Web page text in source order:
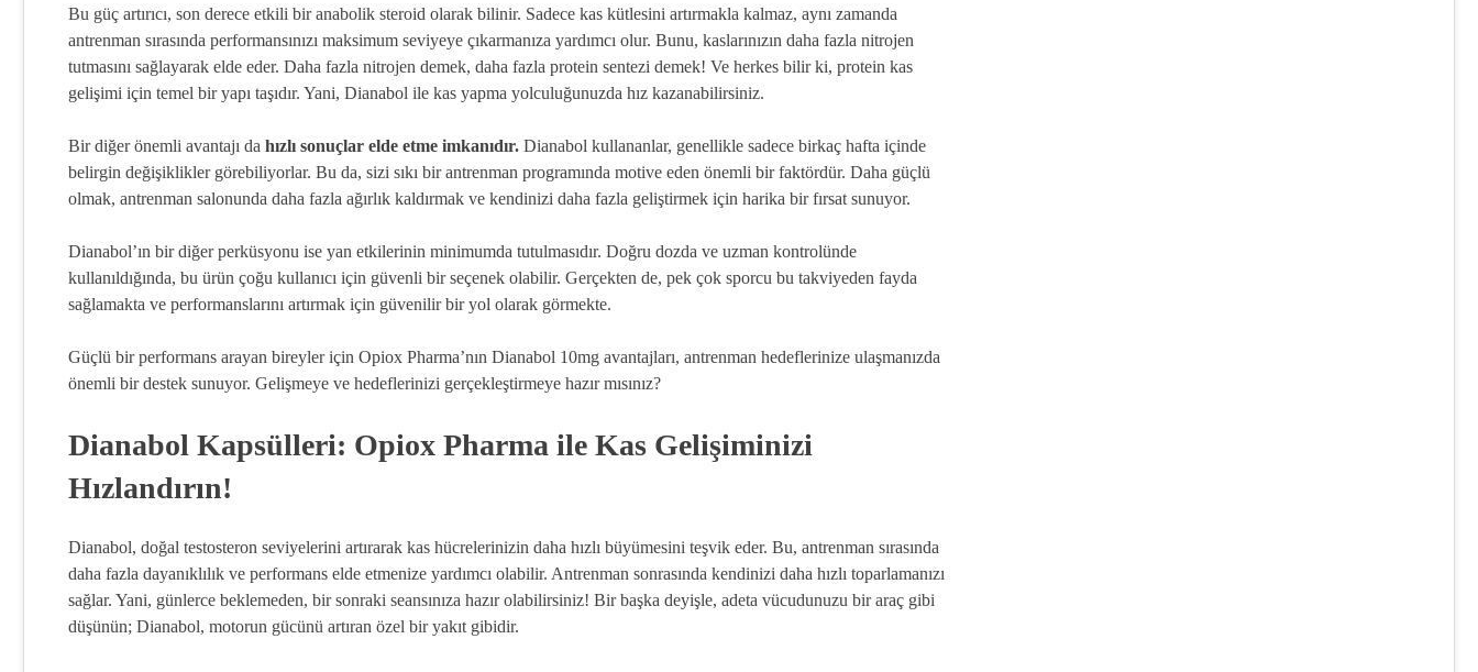
Bu güç artırıcı, son derece etkili bir anabolik steroid olarak bilinir. Sadece kas kütlesini artırmakla kalmaz, aynı zamanda
antrenman sırasında performansınızı maksimum seviyeye çıkarmanıza yardımcı olur. Bunu, kaslarınızın daha fazla nitrojen
tutmasını sağlayarak elde eder. Daha fazla nitrojen demek, daha fazla protein sentezi demek! Ve herkes bilir ki, protein kas
gelişimi için temel bir yapı taşıdır. Yani, Dianabol ile kas yapma yolculuğunuzda hız kazanabilirsiniz.
Bir diğer önemli avantajı da hızlı sonuçlar elde etme imkanıdır. Dianabol kullananlar, genellikle sadece birkaç hafta içinde
belirgin değişiklikler görebiliyorlar. Bu da, sizi sıkı bir antrenman programında motive eden önemli bir faktördür. Daha güçlü
olmak, antrenman salonunda daha fazla ağırlık kaldırmak ve kendinizi daha fazla geliştirmek için harika bir fırsat sunuyor.
Dianabol’ın bir diğer perküsyonu ise yan etkilerinin minimumda tutulmasıdır. Doğru dozda ve uzman kontrolünde
kullanıldığında, bu ürün çoğu kullanıcı için güvenli bir seçenek olabilir. Gerçekten de, pek çok sporcu bu takviyeden fayda
sağlamakta ve performanslarını artırmak için güvenilir bir yol olarak görmekte.
Güçlü bir performans arayan bireyler için Opiox Pharma’nın Dianabol 10mg avantajları, antrenman hedeflerinize ulaşmanızda
önemli bir destek sunuyor. Gelişmeye ve hedeflerinizi gerçekleştirmeye hazır mısınız?
Dianabol Kapsülleri: Opiox Pharma ile Kas Gelişiminizi
Hızlandırın!
Dianabol, doğal testosteron seviyelerini artırarak kas hücrelerinizin daha hızlı büyümesini teşvik eder. Bu, antrenman sırasında
daha fazla dayanıklılık ve performans elde etmenize yardımcı olabilir. Antrenman sonrasında kendinizi daha hızlı toparlamanızı
sağlar. Yani, günlerce beklemeden, bir sonraki seansınıza hazır olabilirsiniz! Bir başka deyişle, adeta vücudunuzu bir araç gibi
düşünün; Dianabol, motorun gücünü artıran özel bir yakıt gibidir.